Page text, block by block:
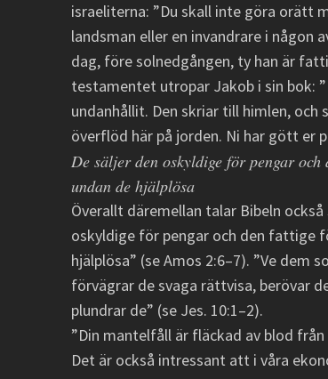
israeliterna: ”Du skall inte göra orätt
landsman eller en invandrare i någon
dag, före solnedgången, ty han är
testamentet utropar Jakob i sin bok:
undanhållit. Den skriar till himlen,
överflöd här på jorden. Ni har gött er
De säljer den oskyldige för pengar
undan de hjälplösa
Överallt däremellan talar Bibeln
oskyldige för pengar och den fattige
hjälplösa” (se Amos 2:6–7). ”Ve
förvägrar de svaga rättvisa, berövar
plundrar de” (se Jes. 10:1–2).
”Din mantelfåll är fläckad av blod
Det är också intressant att i våra